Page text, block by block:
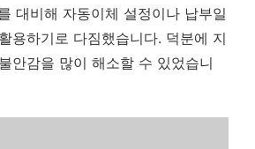
대비해 자동이체 설정이나 납부일
용하기로 다짐했습니다. 덕분에 지
안감을 많이 해소할 수 있었습니